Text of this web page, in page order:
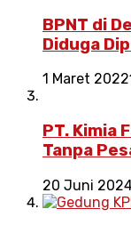
BPNT di
Diduga
1 Maret 2022
PT. Kimia
Tanpa
20 Juni